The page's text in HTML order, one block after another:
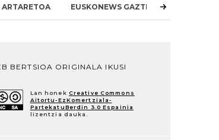
ARTARETOA EUSKONEWS GAZTEA
BERTSIOA ORIGINALA IKUSI
Lan honek Creative Commons
Aitortu-EzKomertziala-
PartekatuBerdin 3.0 Espainia
lizentzia dauka.